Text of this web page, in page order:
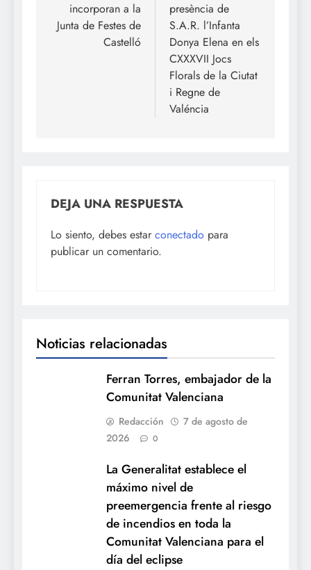
incorporan a la
Junta de Festes de
Castelló
presència de
S.A.R. l’Infanta
Donya Elena en els
CXXXVII Jocs
Florals de la Ciutat
i Regne de
Valéncia
DEJA UNA RESPUESTA
Lo siento, debes estar conectado para
publicar un comentario.
Noticias relacionadas
Ferran Torres, embajador de la
Comunitat Valenciana
Redacción
7 de agosto de
2026
0
La Generalitat establece el
máximo nivel de
preemergencia frente al riesgo
de incendios en toda la
Comunitat Valenciana para el
día del eclipse